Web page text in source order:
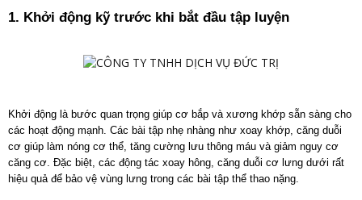
1. Khởi động kỹ trước khi bắt đầu tập luyện
Khởi động là bước quan trọng giúp cơ bắp và xương khớp sẵn sàng cho
các hoạt động mạnh. Các bài tập nhẹ nhàng như xoay khớp, căng duỗi
cơ giúp làm nóng cơ thể, tăng cường lưu thông máu và giảm nguy cơ
căng cơ. Đặc biệt, các động tác xoay hông, căng duỗi cơ lưng dưới rất
hiệu quả để bảo vệ vùng lưng trong các bài tập thể thao nặng.